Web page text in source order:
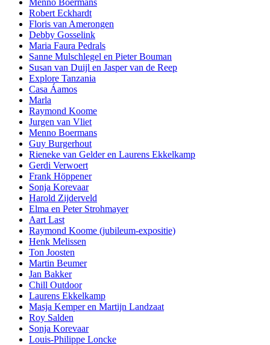
Robert Eckhardt
Floris van Amerongen
Debby Gosselink
Maria Faura Pedrals
Sanne Mulschlegel en Pieter Bouman
Susan van Duijl en Jasper van de Reep
Explore Tanzania
Casa Áamos
Marla
Raymond Koome
Jurgen van Vliet
Menno Boermans
Guy Burgerhout
Rieneke van Gelder en Laurens Ekkelkamp
Gerdi Verwoert
Frank Höppener
Sonja Korevaar
Harold Zijderveld
Elma en Peter Strohmayer
Aart Last
Raymond Koome (jubileum-expositie)
Henk Melissen
Ton Joosten
Martin Beumer
Jan Bakker
Chill Outdoor
Laurens Ekkelkamp
Masja Kemper en Martijn Landzaat
Roy Salden
Sonja Korevaar
Louis-Philippe Loncke